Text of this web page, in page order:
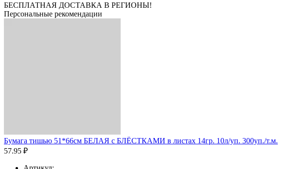
БЕСПЛАТНАЯ ДОСТАВКА В РЕГИОНЫ!
Персональные рекомендации
Бумага тишью 51*66см БЕЛАЯ с БЛЁСТКАМИ в листах 14гр. 10л/уп. 300уп./т.м.
57.95 ₽